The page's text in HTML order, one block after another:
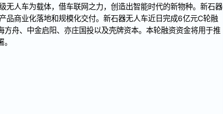
无人车为载体，借车联网之力，创造出智能时代的新物种。新石器
品商业化落地和规模化交付。新石器无人车近日完成6亿元C轮融
方舟、中金启阳、亦庄国投以及壳牌资本。本轮融资资金将用于推